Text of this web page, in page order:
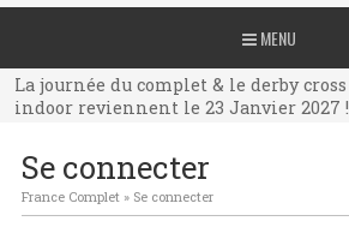
MENU
La journée du complet & le derby cross
indoor reviennent le 23 Janvier 2027 !
La journée du complet & le derby cross
indoor reviennent le 23 Janvier 2027 !
indoor reviennent le 23 Janvier 2027 !
Se connecter
France Complet» Se connecter